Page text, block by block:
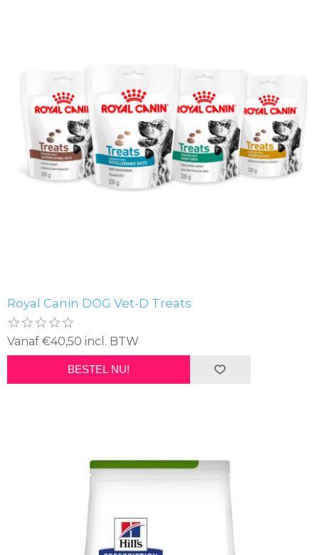
Royal Canin DOG Vet-D Treats
Vanaf €40,50 incl. BTW
BESTEL NU!